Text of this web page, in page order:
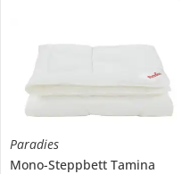
Paradies
Mono-Steppbett Tamina